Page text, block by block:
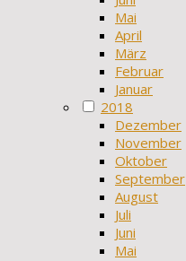
Mai
April
März
Februar
Januar
2018
Dezember
November
Oktober
September
August
Juli
Juni
Mai